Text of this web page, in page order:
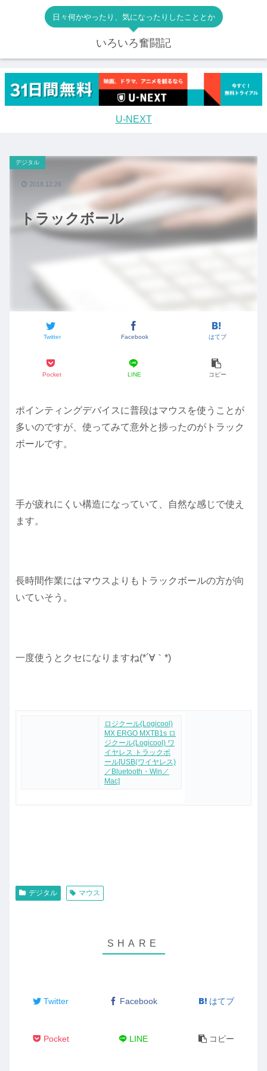
日々何かやったり、気になったりしたこととか
いろいろ奮闘記
U-NEXT
トラックボール
デジタル
Twitter Facebook はてブ
Pocket LINE コピー
2018.12.26
ポインティングデバイスに普段はマウスを使うことが
多いのですが、使ってみて意外と捗ったのがトラック
ボールです。
手が疲れにくい構造になっていて、自然な感じで使え
ます。
長時間作業にはマウスよりもトラックボールの方が向
いていそう。
一度使うとクセになりますね(*´∀｀*)
ロジクール(Logicool)
MX ERGO MXTB1s ロ
ジクール(Logicool) ワ
イヤレス トラックボ
ール[USB(ワイヤレス)
／Bluetooth・Win／
Mac]
デジタル マウス
Twitter Facebook はてブ
Pocket LINE コピー